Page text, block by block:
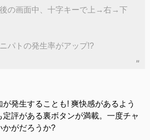
の画面中、十字キーで上→右→下
パトの発生率がアップ!?
発生することも! 爽快感があるよう
評がある裏ボタンが満載。一度チャ
かがだろうか?